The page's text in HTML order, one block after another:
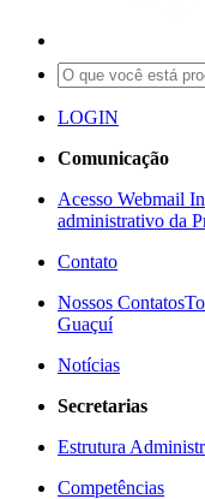
LOGIN
Comunicação
Acesso Webmail
administrativo da
Contato
Nossos Contatos
Guaçuí
Notícias
Secretarias
Estrutura
Competências